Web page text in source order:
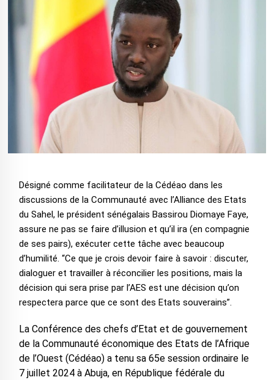
Désigné comme facilitateur de la Cédéao dans les
discussions de la Communauté avec l’Alliance des Etats
du Sahel, le président sénégalais Bassirou Diomaye Faye,
assure ne pas se faire d’illusion et qu’il ira (en compagnie
de ses pairs), exécuter cette tâche avec beaucoup
d’humilité. “Ce que je crois devoir faire à savoir : discuter,
dialoguer et travailler à réconcilier les positions, mais la
décision qui sera prise par l’AES est une décision qu’on
respectera parce que ce sont des Etats souverains”.
La Conférence des chefs d’Etat et de gouvernement
de la Communauté économique des Etats de l’Afrique
de l’Ouest (Cédéao) a tenu sa 65e session ordinaire le
7 juillet 2024 à Abuja, en République fédérale du